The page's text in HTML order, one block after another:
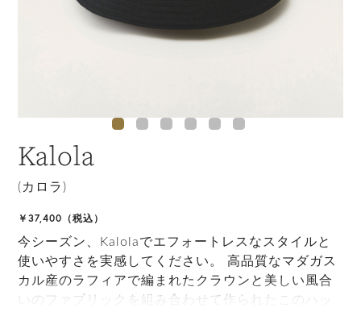
Kalola
(カロラ)
￥37,400（税込）
今シーズン、Kalolaでエフォートレスなスタイルと
使いやすさを実感してください。 高品質なマダガス
カル産のラフィアで編まれたクラウンと美しい風合
いのファブリックを組み合わせて作られたこのハッ